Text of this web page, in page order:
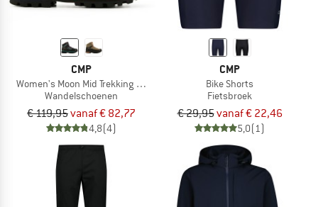
CMP
Women's Moon Mid Trekking Shoe Waterproof
Wandelschoenen
€ 119,95vanaf € 82,77
4,8(4)
CMP
Bike Shorts
Fietsbroek
€ 29,95vanaf € 22,46
5,0(1)